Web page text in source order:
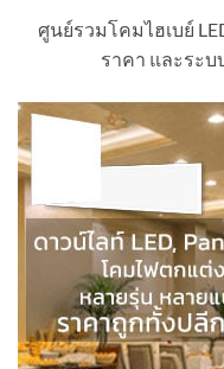
ศูนย์รวมโคมไฮเบย์
ราคา และระ